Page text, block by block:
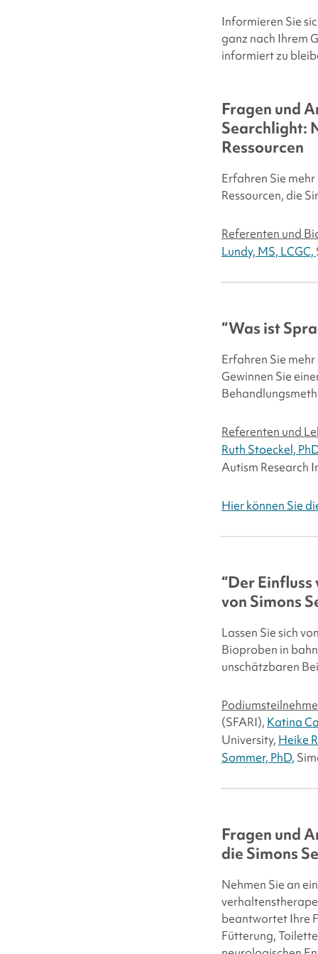
Informieren Sie
ganz nach Ihrem
informiert zu
Fragen und
Searchlight:
Ressourcen
Erfahren Sie
Ressourcen, die
Referenten und
Lundy, MS, LCGC,
“Was ist
Erfahren Sie
Gewinnen Sie
Referenten und
Ruth Stoeckel,
Autism Research
Hier können Sie
“Der
von Simons
Lassen Sie sich
Bioproben in
unschätzbaren
(SFARI), Katina
University, Heike
Sommer, PhD,
Fragen und
die Simons
Nehmen Sie an
beantwortet Ihre
Fütterung,